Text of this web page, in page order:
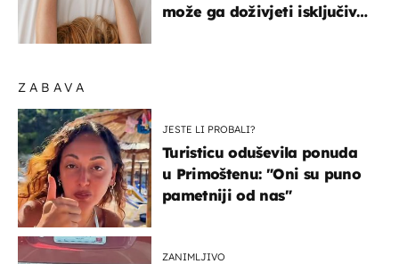
ZABAVA
JESTE LI PROBALI?
Turisticu oduševila ponuda
u Primoštenu: "Oni su puno
pametniji od nas"
ZANIMLJIVO
može ga doživjeti isključivo